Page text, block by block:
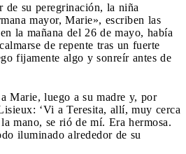
de su peregrinación, la niña
mayor, Marie», escriben las
la mañana del 26 de mayo, había
de repente tras un fuerte
fijamente algo y sonreír antes de
Marie, luego a su madre y, por
‘Vi a Teresita, allí, muy cerca
mano, se rió de mí. Era hermosa.
iluminado alrededor de su